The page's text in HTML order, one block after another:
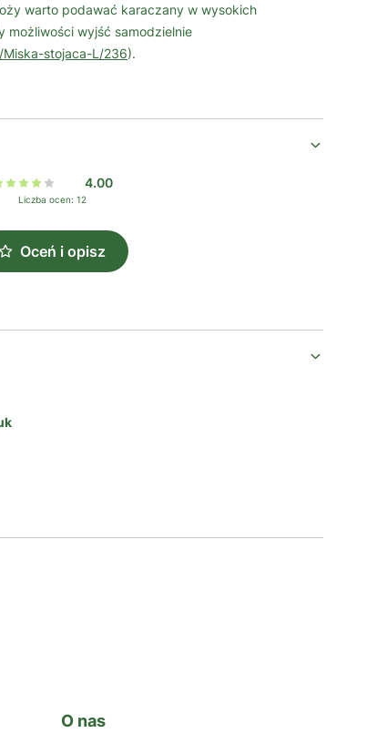
warto podawać karaczany w wysokich
możliwości wyjść samodzielnie
stojaca-L/236).
4.00
Liczba ocen: 12
Oceń i opisz
O nas